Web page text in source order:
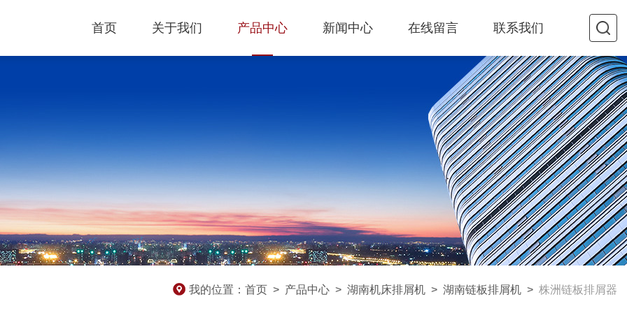
首页 关于我们 产品中心 新闻中心 在线留言 联系我们
我的位置： 首页 > 产品中心 > 湖南机床排屑机 > 湖南链板排屑机 > 株洲链板排屑器